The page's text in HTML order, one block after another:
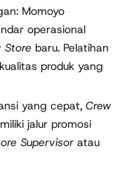
Momoyo
operasional
Store baru. Pelatihan
produk yang
yang cepat, Crew
jalur promosi
Supervisoratau